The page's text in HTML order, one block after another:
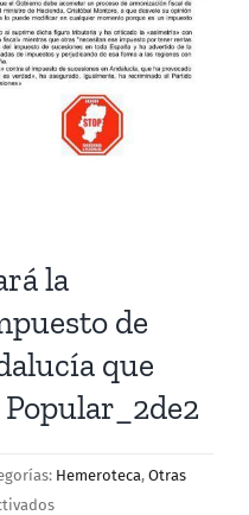
la
de
que
Hemeroteca, Otras
en